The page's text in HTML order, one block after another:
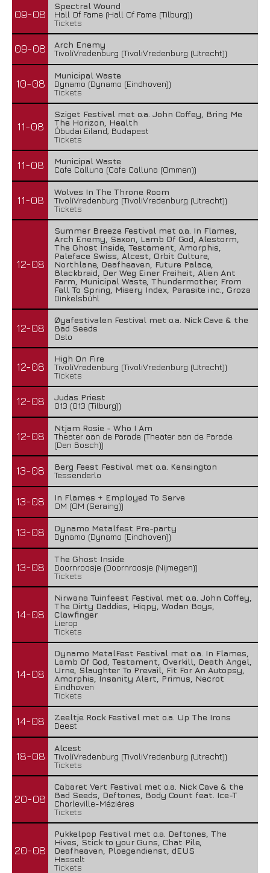
09-08
Spectral Wound
Hall Of Fame (Hall Of Fame (Tilburg))
Tickets
09-08
Arch Enemy
TivoliVredenburg (TivoliVredenburg (Utrecht))
10-08
Municipal Waste
Dynamo (Dynamo (Eindhoven))
Tickets
11-08
Sziget Festival met o.a. John Coffey, Bring Me
The Horizon, Health
Óbudai Eiland, Budapest
Tickets
11-08
Municipal Waste
Cafe Calluna (Cafe Calluna (Ommen))
11-08
Wolves In The Throne Room
TivoliVredenburg (TivoliVredenburg (Utrecht))
Tickets
12-08
Summer Breeze Festival met o.a. In Flames,
Arch Enemy, Saxon, Lamb Of God, Alestorm,
The Ghost Inside, Testament, Amorphis,
Paleface Swiss, Alcest, Orbit Culture,
Northlane, Deafheaven, Future Palace,
Blackbraid, Der Weg Einer Freiheit, Alien Ant
Farm, Municipal Waste, Thundermother, From
Fall To Spring, Misery Index, Parasite inc., Groza
Dinkelsbühl
12-08
Øyafestivalen Festival met o.a. Nick Cave & the
Bad Seeds
Oslo
12-08
High On Fire
TivoliVredenburg (TivoliVredenburg (Utrecht))
Tickets
12-08
Judas Priest
013 (013 (Tilburg))
12-08
Ntjam Rosie - Who I Am
Theater aan de Parade (Theater aan de Parade
(Den Bosch))
13-08
Berg Feest Festival met o.a. Kensington
Tessenderlo
13-08
In Flames + Employed To Serve
OM (OM (Seraing))
13-08
Dynamo Metalfest Pre-party
Dynamo (Dynamo (Eindhoven))
13-08
The Ghost Inside
Doornroosje (Doornroosje (Nijmegen))
Tickets
14-08
Nirwana Tuinfeest Festival met o.a. John Coffey,
The Dirty Daddies, Hiqpy, Wodan Boys,
Clawfinger
Lierop
Tickets
14-08
Dynamo MetalFest Festival met o.a. In Flames,
Lamb Of God, Testament, Overkill, Death Angel,
Urne, Slaughter To Prevail, Fit For An Autopsy,
Amorphis, Insanity Alert, Primus, Necrot
Eindhoven
Tickets
14-08
Zeeltje Rock Festival met o.a. Up The Irons
Deest
18-08
Alcest
TivoliVredenburg (TivoliVredenburg (Utrecht))
Tickets
20-08
Cabaret Vert Festival met o.a. Nick Cave & the
Bad Seeds, Deftones, Body Count feat. Ice-T
Charleville-Mézières
Tickets
20-08
Pukkelpop Festival met o.a. Deftones, The
Hives, Stick to your Guns, Chat Pile,
Deafheaven, Ploegendienst, dEUS
Hasselt
Tickets